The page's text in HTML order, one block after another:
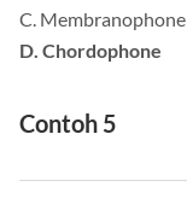
C. Membranophone
D. Chordophone
Contoh 5